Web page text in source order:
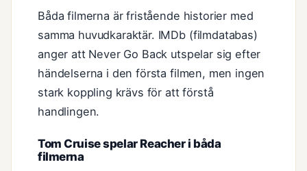
Båda filmerna är fristående historier med
samma huvudkaraktär. IMDb (filmdatabas)
anger att Never Go Back utspelar sig efter
händelserna i den första filmen, men ingen
stark koppling krävs för att förstå
handlingen.
Tom Cruise spelar Reacher i båda
filmerna